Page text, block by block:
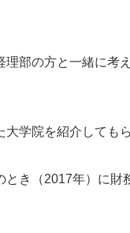
部の方と一緒に考
学院を紹介しても
とき（2017年）に